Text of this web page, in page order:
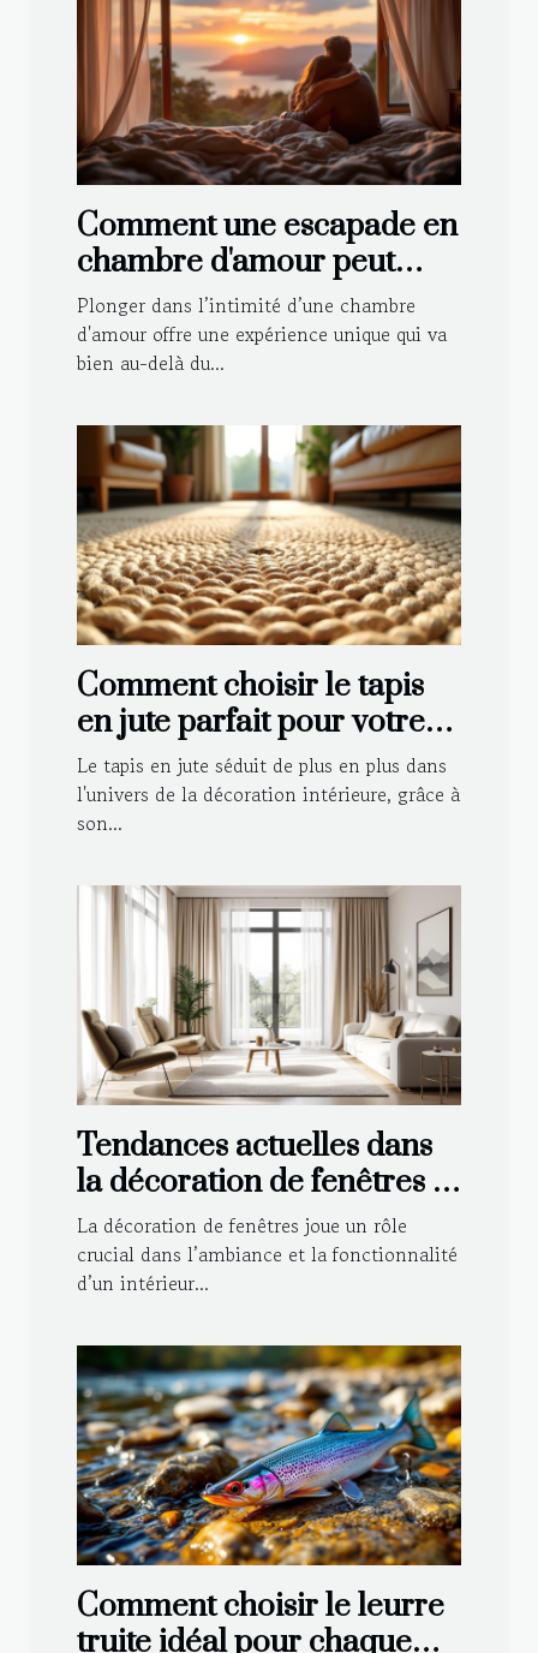
Comment une escapade en
chambre d'amour peut
renforcer votre relation ?
Plonger dans l’intimité d’une chambre
d'amour offre une expérience unique qui va
bien au-delà du...
Comment choisir le tapis
en jute parfait pour votre
intérieur ?
Le tapis en jute séduit de plus en plus dans
l'univers de la décoration intérieure, grâce à
son...
Tendances actuelles dans
la décoration de fenêtres :
Voilages et rideaux
La décoration de fenêtres joue un rôle
crucial dans l’ambiance et la fonctionnalité
d’un intérieur...
Comment choisir le leurre
truite idéal pour chaque